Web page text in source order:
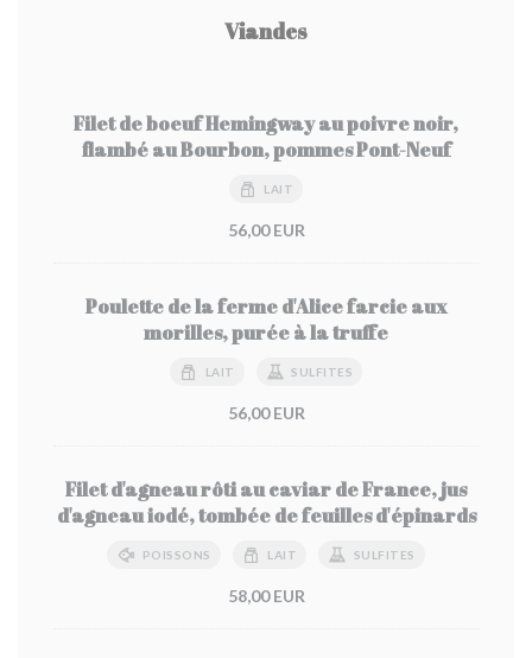
Viandes
Filet de boeuf Hemingway au poivre noir,
flambé au Bourbon, pommes Pont-Neuf
LAIT
56,00 EUR
Poulette de la ferme d'Alice farcie aux
morilles, purée à la truffe
LAIT SULFITES
56,00 EUR
Filet d'agneau rôti au caviar de France, jus
d'agneau iodé, tombée de feuilles d'épinards
POISSONS LAIT SULFITES
58,00 EUR